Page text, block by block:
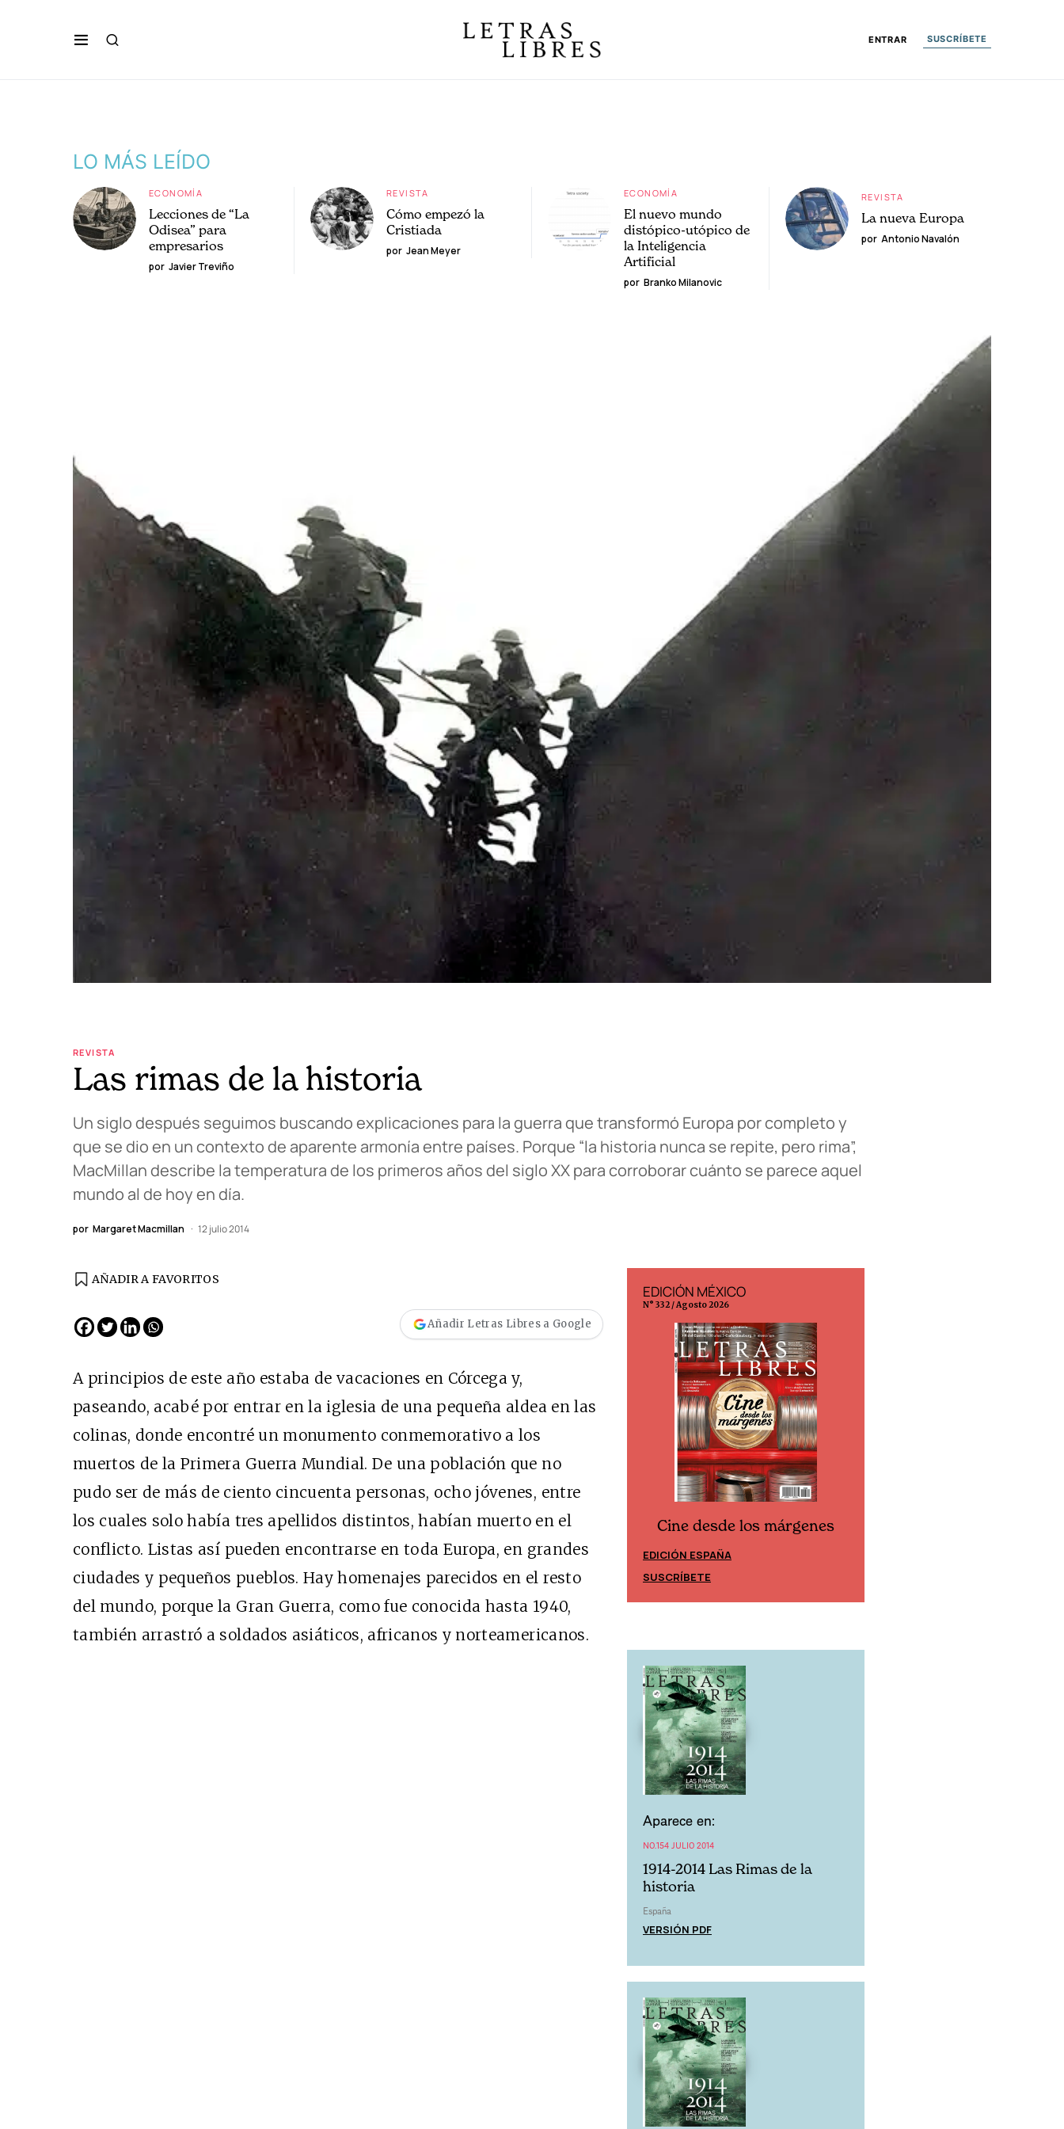
ENTRAR SUSCRÍBETE
LO MÁS LEÍDO
ECONOMÍA
Lecciones de “La
Odisea” para
empresarios
por Javier Treviño
REVISTA
Cómo empezó la
Cristiada
por Jean Meyer
ECONOMÍA
El nuevo mundo
distópico-utópico de
la Inteligencia
Artificial
por Branko Milanovic
REVISTA
La nueva Europa
por Antonio Navalón
REVISTA
Las rimas de la historia
Un siglo después seguimos buscando explicaciones para la guerra que transformó Europa por completo y
que se dio en un contexto de aparente armonía entre países. Porque “la historia nunca se repite, pero rima”,
MacMillan describe la temperatura de los primeros años del siglo XX para corroborar cuánto se parece aquel
mundo al de hoy en día.
por Margaret Macmillan 12 julio 2014
AÑADIR A FAVORITOS
Añadir Letras Libres a Google
A principios de este año estaba de vacaciones en Córcega y,
paseando, acabé por entrar en la iglesia de una pequeña aldea en las
colinas, donde encontré un monumento conmemorativo a los
muertos de la Primera Guerra Mundial. De una población que no
pudo ser de más de ciento cincuenta personas, ocho jóvenes, entre
los cuales solo había tres apellidos distintos, habían muerto en el
conflicto. Listas así pueden encontrarse en toda Europa, en grandes
ciudades y pequeños pueblos. Hay homenajes parecidos en el resto
del mundo, porque la Gran Guerra, como fue conocida hasta 1940,
también arrastró a soldados asiáticos, africanos y norteamericanos.
Cine desde los márgenes
EDICIÓN MÉXICO
SUSCRÍBETE
EDICIÓN MÉXICO
N° 332 / Agosto 2026
Cine desde los márgenes
EDICIÓN ESPAÑA
SUSCRÍBETE
Aparece en:
NO.154 JULIO 2014
1914-2014 Las Rimas de la
historia
España
VERSIÓN PDF